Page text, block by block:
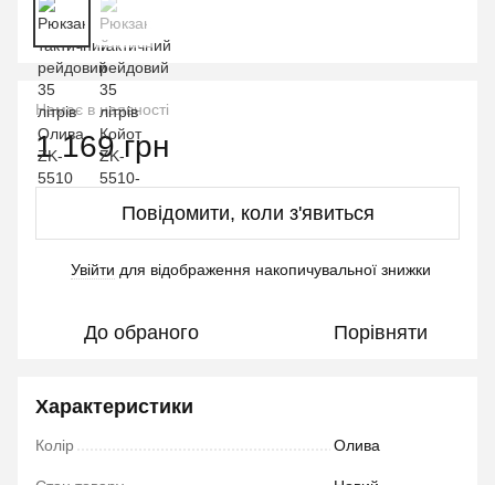
Немає в наявності
1 169 грн
Повідомити, коли з'явиться
Увійти для відображення накопичувальної знижки
До обраного Порівняти
Характеристики
Колір Олива